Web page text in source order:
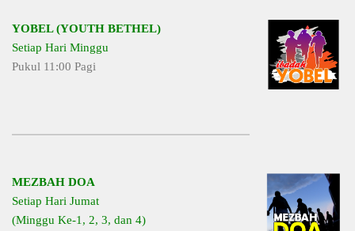
YOBEL (YOUTH BETHEL)
Setiap Hari Minggu
Pukul 11:00 Pagi
MEZBAH DOA
Setiap Hari Jumat
(Minggu Ke-1, 2, 3, dan 4)